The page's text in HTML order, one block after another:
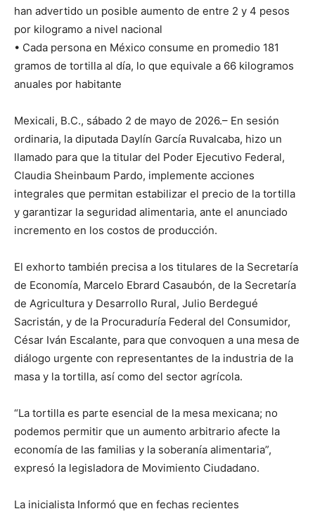
han advertido un posible aumento de entre 2 y 4 pesos
por kilogramo a nivel nacional
• Cada persona en México consume en promedio 181
gramos de tortilla al día, lo que equivale a 66 kilogramos
anuales por habitante
Mexicali, B.C., sábado 2 de mayo de 2026.– En sesión
ordinaria, la diputada Daylín García Ruvalcaba, hizo un
llamado para que la titular del Poder Ejecutivo Federal,
Claudia Sheinbaum Pardo, implemente acciones
integrales que permitan estabilizar el precio de la tortilla
y garantizar la seguridad alimentaria, ante el anunciado
incremento en los costos de producción.
El exhorto también precisa a los titulares de la Secretaría
de Economía, Marcelo Ebrard Casaubón, de la Secretaría
de Agricultura y Desarrollo Rural, Julio Berdegué
Sacristán, y de la Procuraduría Federal del Consumidor,
César Iván Escalante, para que convoquen a una mesa de
diálogo urgente con representantes de la industria de la
masa y la tortilla, así como del sector agrícola.
“La tortilla es parte esencial de la mesa mexicana; no
podemos permitir que un aumento arbitrario afecte la
economía de las familias y la soberanía alimentaria”,
expresó la legisladora de Movimiento Ciudadano.
La inicialista Informó que en fechas recientes